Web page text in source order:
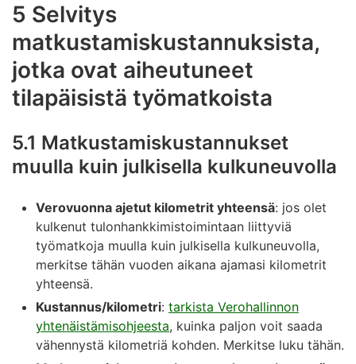
5 Selvitys
matkustamiskustannuksista,
jotka ovat aiheutuneet
tilapäisistä työmatkoista
5.1 Matkustamiskustannukset
muulla kuin julkisella kulkuneuvolla
Verovuonna ajetut kilometrit yhteensä: jos olet
kulkenut tulonhankkimistoimintaan liittyviä
työmatkoja muulla kuin julkisella kulkuneuvolla,
merkitse tähän vuoden aikana ajamasi kilometrit
yhteensä.
Kustannus/kilometri: tarkista Verohallinnon
yhtenäistämisohjeesta, kuinka paljon voit saada
vähennystä kilometriä kohden. Merkitse luku tähän.